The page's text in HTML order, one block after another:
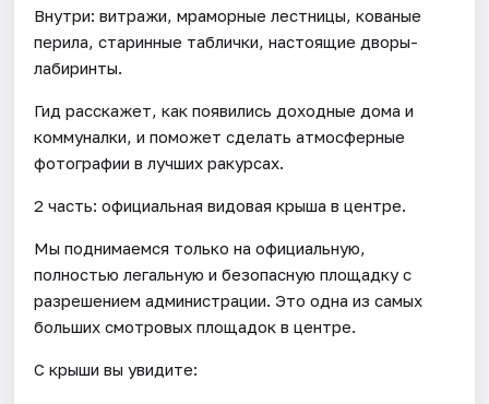
Внутри: витражи, мраморные лестницы, кованые
перила, старинные таблички, настоящие дворы-
лабиринты.
Гид расскажет, как появились доходные дома и
коммуналки, и поможет сделать атмосферные
фотографии в лучших ракурсах.
2 часть: официальная видовая крыша в центре.
Мы поднимаемся только на официальную,
полностью легальную и безопасную площадку с
разрешением администрации. Это одна из самых
больших смотровых площадок в центре.
С крыши вы увидите: